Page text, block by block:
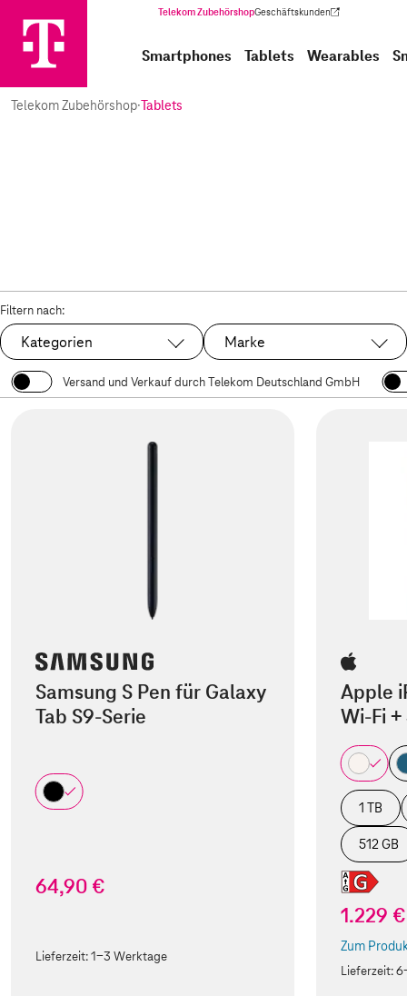
Telekom ZubehörshopGeschäftskunden
(Wird in einem neuen Tab geöffnet)
Smartphones Tablets Wearables
Telekom Zubehörshop·Tablets
Filtern nach:
Kategorien Marke
Versand und Verkauf durch Telekom Deutschland GmbH
Samsung S Pen für Galaxy
Tab S9-Serie
64,90 €
Lieferzeit:1-3 Werktage
Apple
Wi-Fi +
1 TB
512 GB
1.229 €
Zum
(Der Link
Lieferzeit: